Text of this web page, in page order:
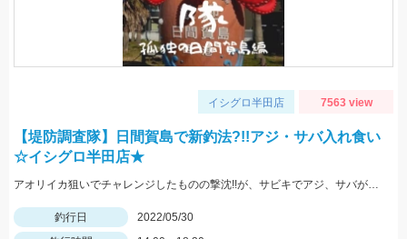
イシグロ半田店 7563 view
【堤防調査隊】日間賀島で新釣法?!!アジ・サバ入れ食い
☆イシグロ半田店★
アオリイカ狙いでチャレンジしたものの撃沈!!が、サビキでアジ、サバが入れ食い!!豆アジマッチとサビキ三昧をお忘れなく!
釣行日
2022/05/30